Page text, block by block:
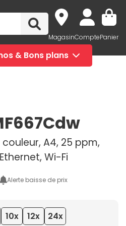
MagasinComptePanier
& Bons plans
A4, 25 ppm,
Wi-Fi
Alerte baisse de prix
10x 12x
24x